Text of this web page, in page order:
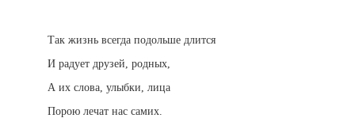
Так жизнь всегда подольше длится
И радует друзей, родных,
А их слова, улыбки, лица
Порою лечат нас самих.